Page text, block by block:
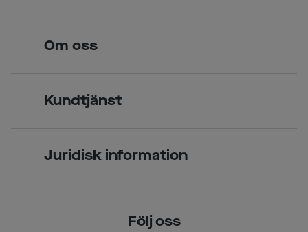
Över 70 butiker
Kontaktlinser
Om oss
Kundtjänst
Juridisk information
Följ oss